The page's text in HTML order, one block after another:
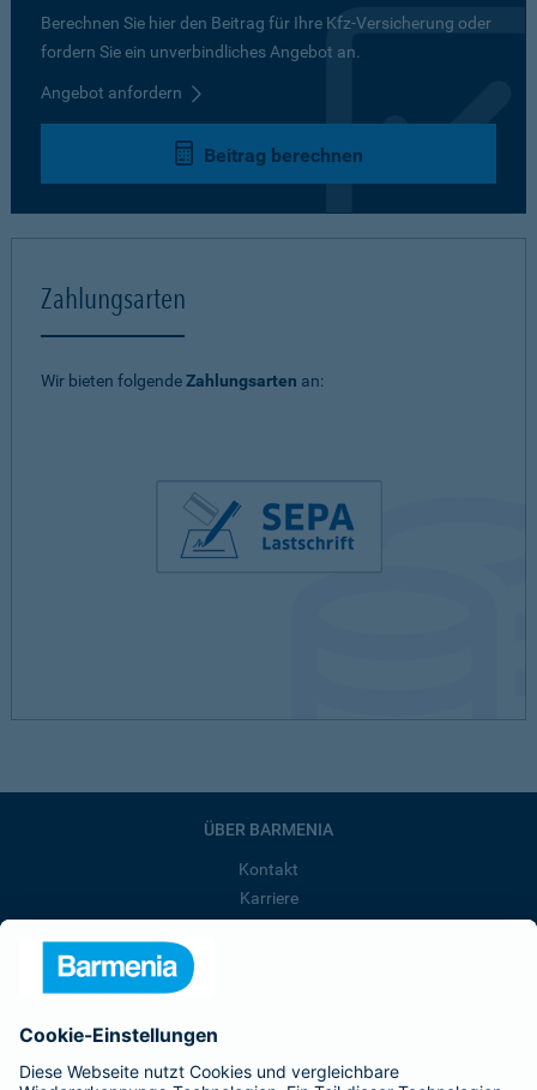
Berechnen Sie hier den Beitrag für Ihre Kfz-Versicherung oder
fordern Sie ein unverbindliches Angebot an.
Angebot anfordern
Beitrag berechnen
Zahlungsarten
Wir bieten folgendeZahlungsarten an:
ÜBER BARMENIA
Kontakt
Karriere
Barmenia ist Teil der BarmeniaGothaer